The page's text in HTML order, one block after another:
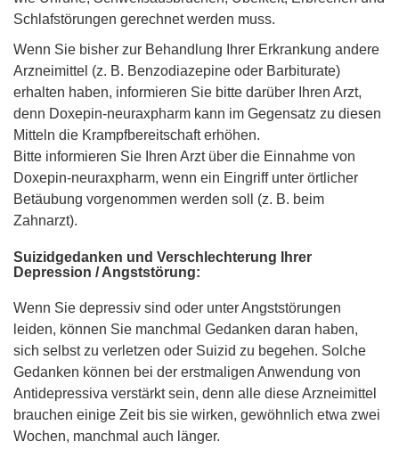
Schlafstörungen gerechnet werden muss.
Wenn Sie bisher zur Behandlung Ihrer Erkrankung andere
Arzneimittel (z. B. Benzodiazepine oder Barbiturate)
erhalten haben, informieren Sie bitte darüber Ihren Arzt,
denn Doxepin-neuraxpharm kann im Gegensatz zu diesen
Mitteln die Krampfbereitschaft erhöhen.
Bitte informieren Sie Ihren Arzt über die Einnahme von
Doxepin-neuraxpharm, wenn ein Eingriff unter örtlicher
Betäubung vorgenommen werden soll (z. B. beim
Zahnarzt).
Suizidgedanken und Verschlechterung Ihrer
Depression / Angststörung:
Wenn Sie depressiv sind oder unter Angststörungen
leiden, können Sie manchmal Gedanken daran haben,
sich selbst zu verletzen oder Suizid zu begehen. Solche
Gedanken können bei der erstmaligen Anwendung von
Antidepressiva verstärkt sein, denn alle diese Arzneimittel
brauchen einige Zeit bis sie wirken, gewöhnlich etwa zwei
Wochen, manchmal auch länger.